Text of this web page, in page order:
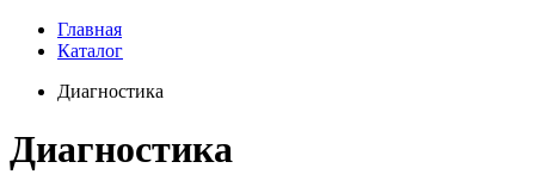
Главная
Каталог
Диагностика
Диагностика